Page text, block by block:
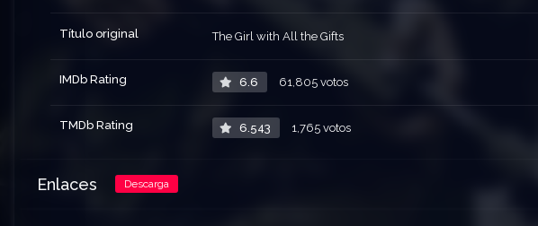
Título original The Girl with All the Gifts
IMDb Rating 6.6 61,805 votos
TMDb Rating 6.543 1,765 votos
Enlaces Descarga